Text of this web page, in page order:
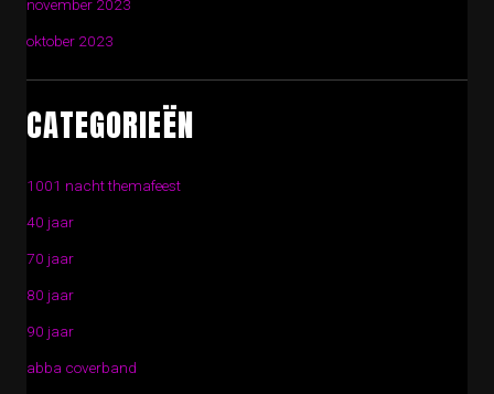
november 2023
oktober 2023
CATEGORIEËN
1001 nacht themafeest
40 jaar
70 jaar
80 jaar
90 jaar
abba coverband